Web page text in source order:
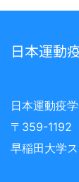
日本運動
日本運動疫
〒359-1192
早稲田大学